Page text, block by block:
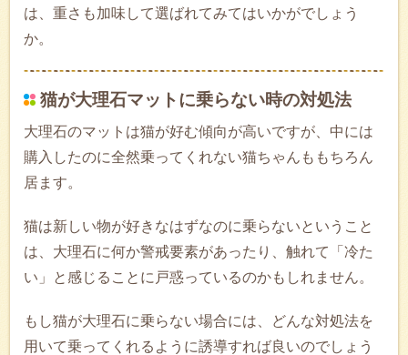
は、重さも加味して選ばれてみてはいかがでしょう
か。
猫が大理石マットに乗らない時の対処法
大理石のマットは猫が好む傾向が高いですが、中には
購入したのに全然乗ってくれない猫ちゃんももちろん
居ます。
猫は新しい物が好きなはずなのに乗らないということ
は、大理石に何か警戒要素があったり、触れて「冷た
い」と感じることに戸惑っているのかもしれません。
もし猫が大理石に乗らない場合には、どんな対処法を
用いて乗ってくれるように誘導すれば良いのでしょう